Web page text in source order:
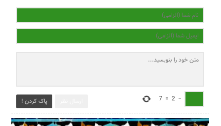
پاک کردن ! −
2
=
7